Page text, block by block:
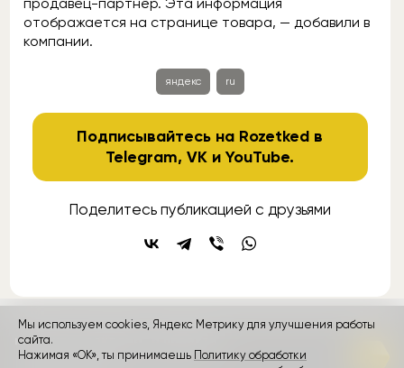
отображается на странице товара, — добавили в
компании.
яндекс ru
Подписывайтесь на Rozetked в
Telegram,VK иYouTube.
Поделитесь публикацией с друзьями
контакты
Мы используем cookies, Яндекс Метрику для улучшения работы
сайта.
Нажимая «ОК», ты принимаешь Политику обработки